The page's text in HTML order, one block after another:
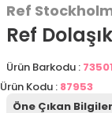
Ref
Ref
Ürün Barkodu :
Ürün Kodu : 87953
Öne Çıkan Bilgiler